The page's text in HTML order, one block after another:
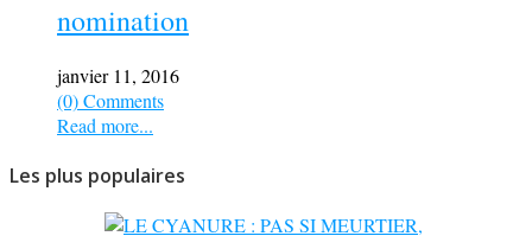
nomination
janvier 11, 2016
(0) Comments
Read more...
Les plus populaires